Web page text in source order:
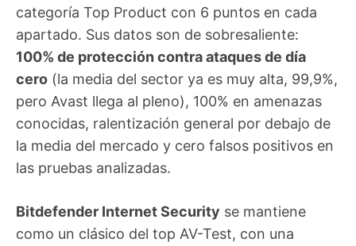
categoría Top Product con 6 puntos en cada
apartado. Sus datos son de sobresaliente:
100% de protección contra ataques de día
cero (la media del sector ya es muy alta, 99,9%,
pero Avast llega al pleno), 100% en amenazas
conocidas, ralentización general por debajo de
la media del mercado y cero falsos positivos en
las pruebas analizadas.
Bitdefender Internet Security se mantiene
como un clásico del top AV-Test, con una